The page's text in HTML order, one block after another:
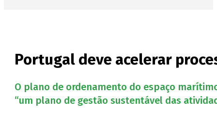
Portugal deve acelerar
O plano de ordenamento do espaço
“um plano de gestão sustentável das